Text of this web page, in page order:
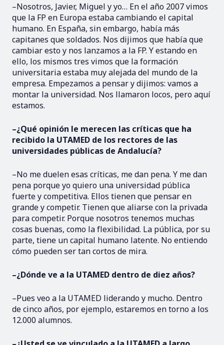
–Nosotros, Javier, Miguel y yo… En el año 2007 vimos
que la FP en Europa estaba cambiando el capital
humano. En España, sin embargo, había más
capitanes que soldados. Nos dijimos que había que
cambiar esto y nos lanzamos a la FP. Y estando en
ello, los mismos tres vimos que la formación
universitaria estaba muy alejada del mundo de la
empresa. Empezamos a pensar y dijimos: vamos a
montar la universidad. Nos llamaron locos, pero aquí
estamos.
–¿Qué opinión le merecen las críticas que ha
recibido la UTAMED de los rectores de las
universidades públicas de Andalucía?
–No me duelen esas críticas, me dan pena. Y me dan
pena porque yo quiero una universidad pública
fuerte y competitiva. Ellos tienen que pensar en
grande y competir. Tienen que aliarse con la privada
para competir. Porque nosotros tenemos muchas
cosas buenas, como la flexibilidad. La pública, por su
parte, tiene un capital humano latente. No entiendo
cómo pueden ser tan cortos de mira.
–¿Dónde ve a la UTAMED dentro de diez años?
–Pues veo a la UTAMED liderando y mucho. Dentro
de cinco años, por ejemplo, estaremos en torno a los
12.000 alumnos.